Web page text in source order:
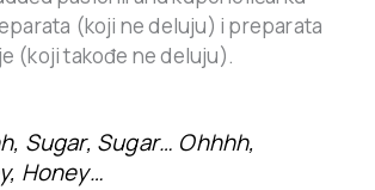
(koji ne deluju) i preparata
(koji takođe ne deluju).
Sugar, Sugar… Ohhhh,
Honey…